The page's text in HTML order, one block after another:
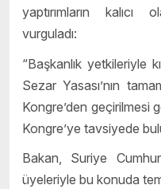
yaptırımların kalıcı
vurguladı:
“Başkanlık yetkileriyle
Sezar Yasası’nın
Kongre’den geçirilmesi
Kongre’ye tavsiyede
Bakan, Suriye
üyeleriyle bu konuda